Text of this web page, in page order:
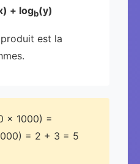
+ logb(y)
est la
× 1000) =
= 2 + 3 = 5